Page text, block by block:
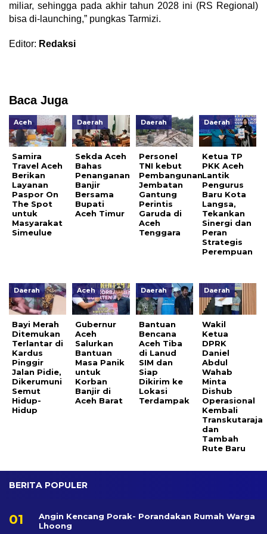
miliar, sehingga pada akhir tahun 2028 ini (RS Regional)
bisa di-launching,” pungkas Tarmizi.
Editor: Redaksi
Baca Juga
Aceh
Samira
Travel Aceh
Berikan
Layanan
Paspor On
The Spot
untuk
Masyarakat
Simeulue
Daerah
Sekda Aceh
Bahas
Penanganan
Banjir
Bersama
Bupati
Aceh Timur
Daerah
Personel
TNI kebut
Pembangunan
Jembatan
Gantung
Perintis
Garuda di
Aceh
Tenggara
Daerah
Ketua TP
PKK Aceh
Lantik
Pengurus
Baru Kota
Langsa,
Tekankan
Sinergi dan
Peran
Strategis
Perempuan
Daerah
Bayi Merah
Ditemukan
Terlantar di
Kardus
Pinggir
Jalan Pidie,
Dikerumuni
Semut
Hidup-
Hidup
Aceh
Gubernur
Aceh
Salurkan
Bantuan
Masa Panik
untuk
Korban
Banjir di
Aceh Barat
Daerah
Bantuan
Bencana
Aceh Tiba
di Lanud
SIM dan
Siap
Dikirim ke
Lokasi
Terdampak
Daerah
Wakil
Ketua
DPRK
Daniel
Abdul
Wahab
Minta
Dishub
Operasional
Kembali
Transkutaraja
dan
Tambah
Rute Baru
BERITA POPULER
Angin Kencang Porak- Porandakan Rumah Warga
Lhoong